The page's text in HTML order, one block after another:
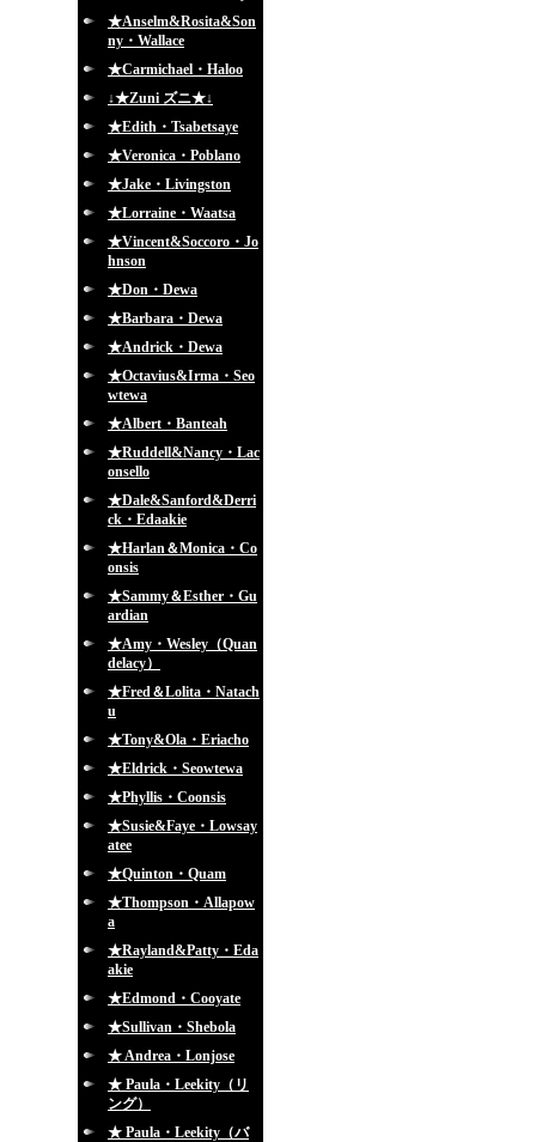
★Anselm&Rosita&Son
ny・Wallace
★Carmichael・Haloo
↓★Zuni ズニ★↓
★Edith・Tsabetsaye
★Veronica・Poblano
★Jake・Livingston
★Lorraine・Waatsa
★Vincent&Soccoro・Jo
hnson
★Don・Dewa
★Barbara・Dewa
★Andrick・Dewa
★Octavius&Irma・Seo
wtewa
★Albert・Banteah
★Ruddell&Nancy・Lac
onsello
★Dale&Sanford&Derri
ck・Edaakie
★Harlan＆Monica・Co
onsis
★Sammy＆Esther・Gu
ardian
★Amy・Wesley（Quan
delacy）
★Fred＆Lolita・Natach
u
★Tony&Ola・Eriacho
★Eldrick・Seowtewa
★Phyllis・Coonsis
★Susie&Faye・Lowsay
atee
★Quinton・Quam
★Thompson・Allapow
a
★Rayland&Patty・Eda
akie
★Edmond・Cooyate
★Sullivan・Shebola
★ Andrea・Lonjose
★ Paula・Leekity（リ
ング）
★ Paula・Leekity（バ